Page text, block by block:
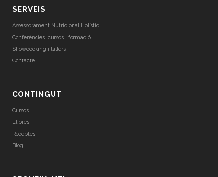
SERVEIS
Assessorament Nutricional Holístic
Conferències, cursos i formació
Showcooking i tallers
Contacte
CONTINGUT
Cursos
Llibres
Receptes
Blog